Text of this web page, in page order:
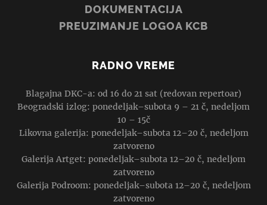
DOKUMENTACIJA
PREUZIMANJE LOGOA KCB
RADNO VREME
Blagajna DKC-a: od 16 do 21 sat (redovan repertoar)
Beogradski izlog: ponedeljak–subota 9 – 21 č, nedeljom
10 – 15č
Likovna galerija: ponedeljak–subota 12–20 č, nedeljom
zatvoreno
Galerija Artget: ponedeljak–subota 12–20 č, nedeljom
zatvoreno
Galerija Podroom: ponedeljak–subota 12–20 č, nedeljom
zatvoreno